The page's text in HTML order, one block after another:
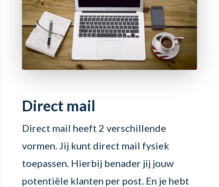
Direct mail
Direct mail heeft 2 verschillende
vormen. Jij kunt direct mail fysiek
toepassen. Hierbij benader jij jouw
potentiële klanten per post. En je hebt